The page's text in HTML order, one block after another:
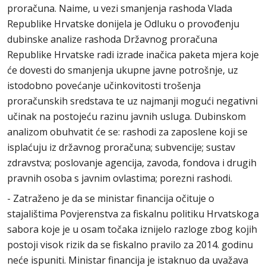
proračuna. Naime, u vezi smanjenja rashoda Vlada
Republike Hrvatske donijela je Odluku o provođenju
dubinske analize rashoda Državnog proračuna
Republike Hrvatske radi izrade inačica paketa mjera koje
će dovesti do smanjenja ukupne javne potrošnje, uz
istodobno povećanje učinkovitosti trošenja
proračunskih sredstava te uz najmanji mogući negativni
učinak na postojeću razinu javnih usluga. Dubinskom
analizom obuhvatit će se: rashodi za zaposlene koji se
isplaćuju iz državnog proračuna; subvencije; sustav
zdravstva; poslovanje agencija, zavoda, fondova i drugih
pravnih osoba s javnim ovlastima; porezni rashodi.
- Zatraženo je da se ministar financija očituje o
stajalištima Povjerenstva za fiskalnu politiku Hrvatskoga
sabora koje je u osam točaka iznijelo razloge zbog kojih
postoji visok rizik da se fiskalno pravilo za 2014. godinu
neće ispuniti. Ministar financija je istaknuo da uvažava